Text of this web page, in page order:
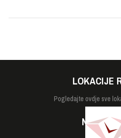
LOKACIJE
Pogledajte ovdje sve